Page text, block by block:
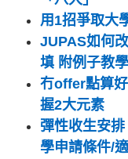
用1招爭取大
JUPAS如何
填 附例子教學
冇offer點算
握2大元素
彈性收生安
學申請條件/